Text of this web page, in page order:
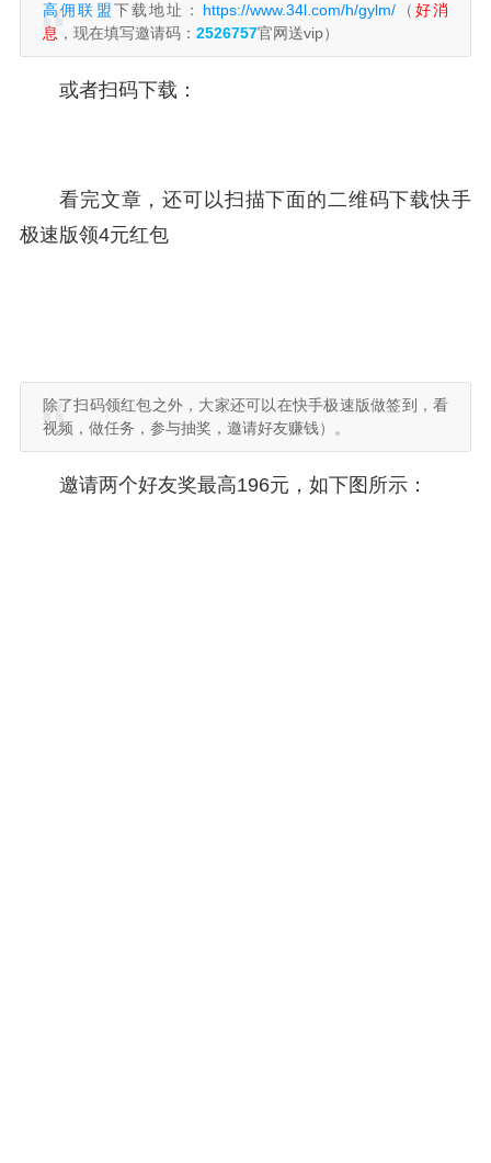
高佣联盟下载地址： https://www.34l.com/h/gylm/（ 好消
息 ，现在填写邀请码： 2526757官网送vip）
或者扫码下载：
看完文章，还可以扫描下面的二维码下载快手
极速版领4元红包
除了扫码领红包之外，大家还可以在快手极速版做签到，看
视频，做任务，参与抽奖，邀请好友赚钱）。
邀请两个好友奖最高196元，如下图所示：